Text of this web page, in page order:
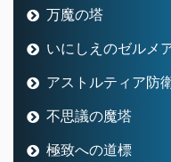
万魔の塔
いにしえのゼルメ
アストルティア防
不思議の魔塔
極致への道標